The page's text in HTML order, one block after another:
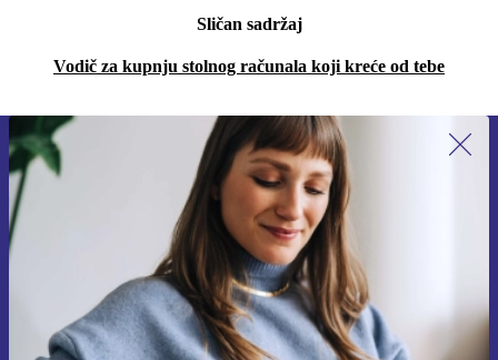
Sličan sadržaj
Vodič za kupnju stolnog računala koji kreće od tebe
Prijavi se na newsletter!
Nikad više ne propusti ponudu.
Zatraži kupon